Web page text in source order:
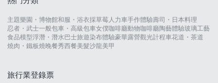
主題樂園・博物館和服・浴衣採草莓人力車手作體驗壽司・日本料理
忍者・武士一般包車・高級包車女僕咖啡廳動物咖啡廳陶藝體驗玻璃工藝
食品模型浮潛・潛水巴士旅遊染布體驗豪華露營觀光計程車花道・茶道
燒肉・鐵板燒晚餐秀西餐美髮沙龍美甲
旅行業登錄票